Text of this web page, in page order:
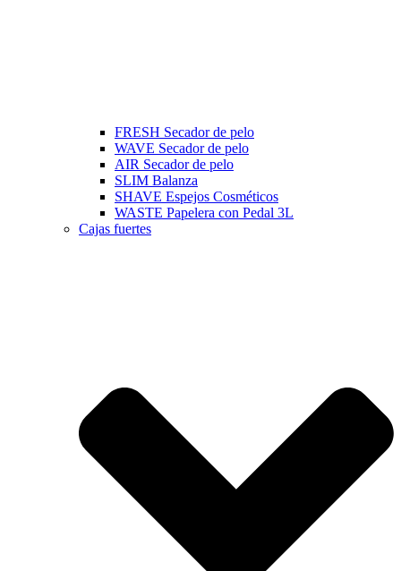
FRESH Secador de pelo
WAVE Secador de pelo
AIR Secador de pelo
SLIM Balanza
SHAVE Espejos Cosméticos
WASTE Papelera con Pedal 3L
Cajas fuertes